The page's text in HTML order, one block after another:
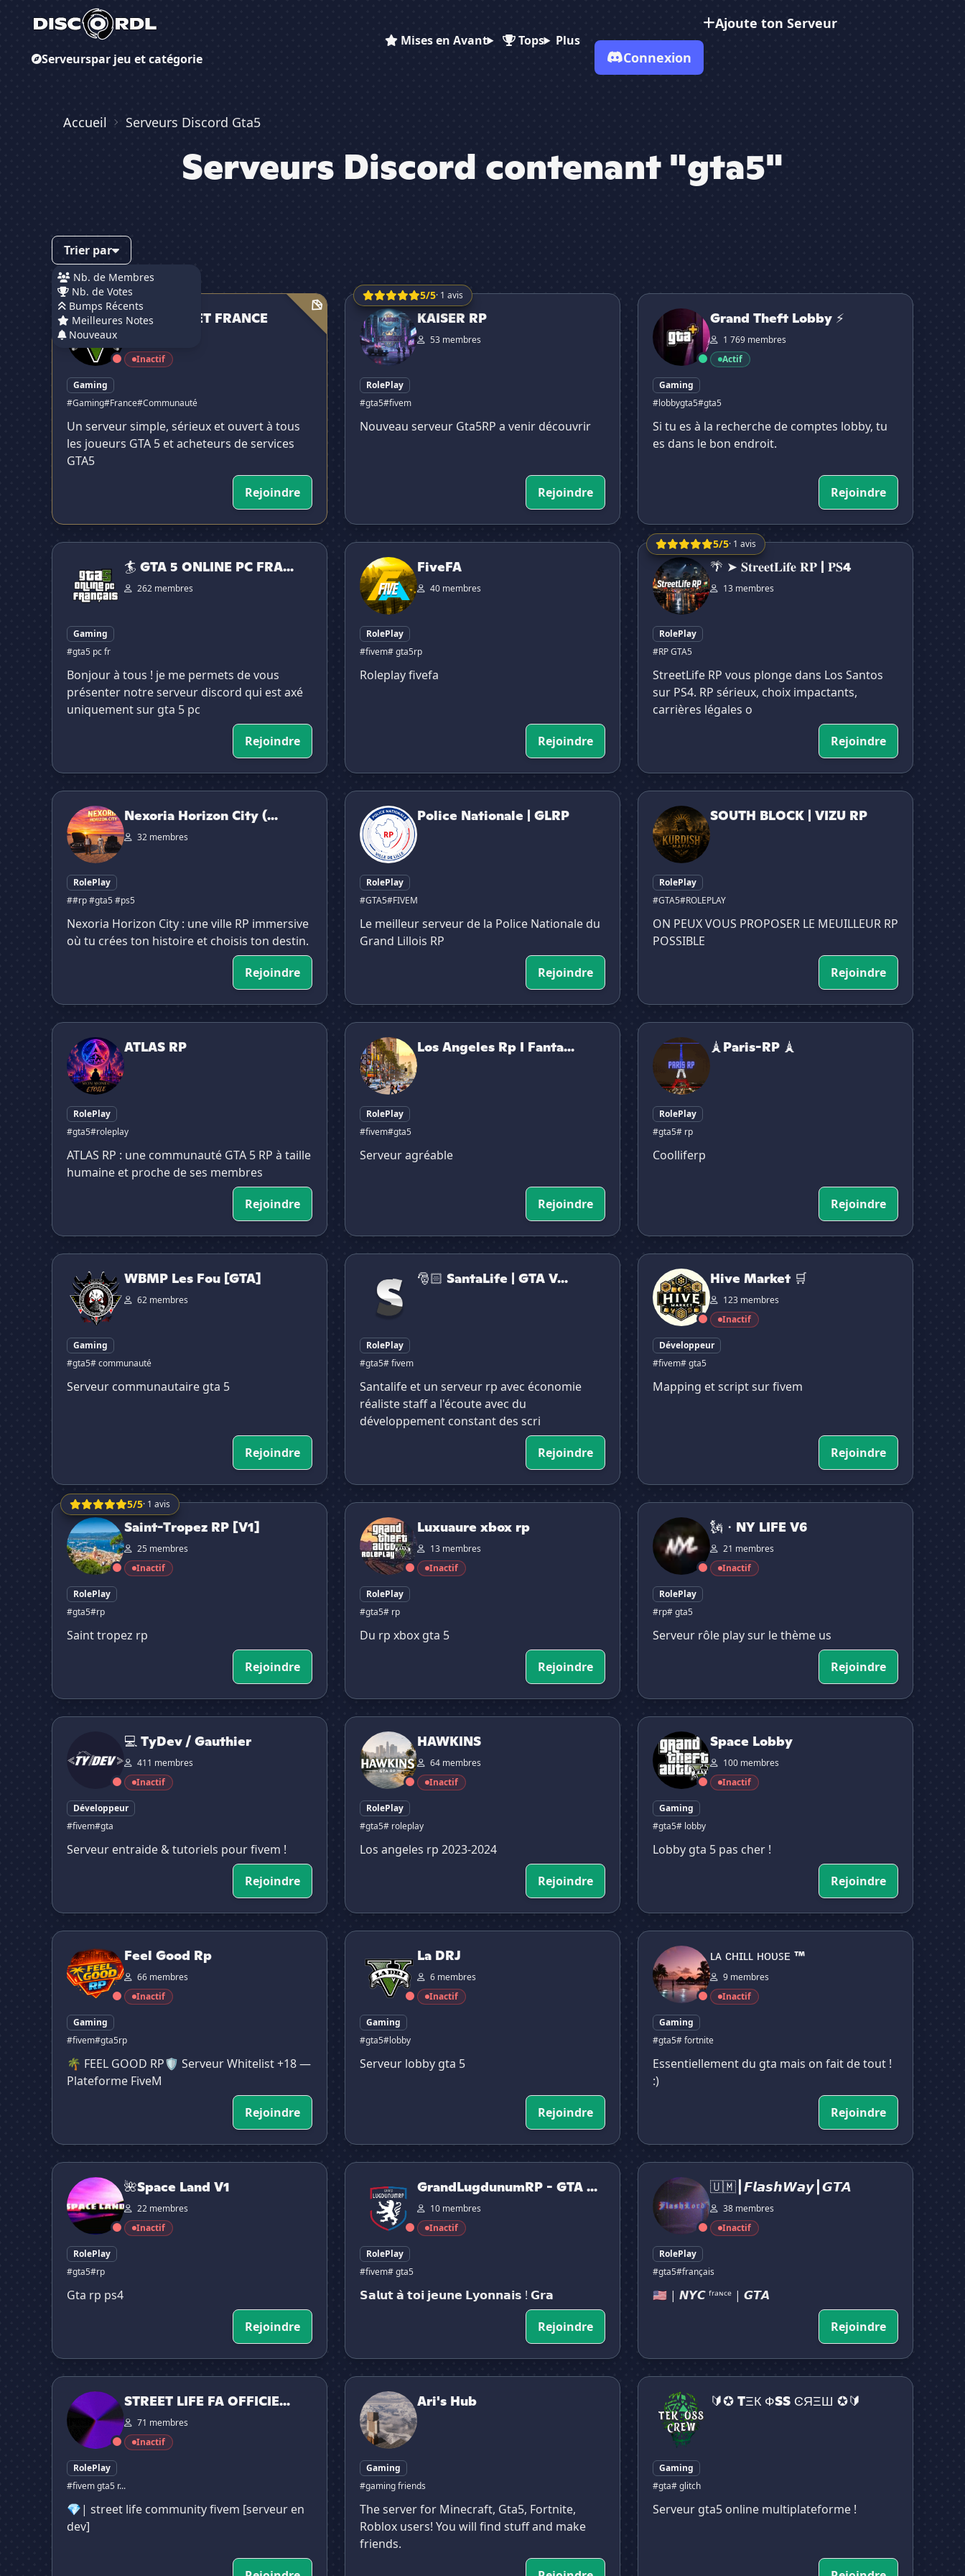
Serveurspar jeu et catégorie
Mises en Avant Tops Plus
Ajoute ton Serveur
Connexion
Accueil Serveurs Discord Gta5
Serveurs Discord contenant "gta5"
Trier par
Nb. de Membres
Nb. de Votes
Bumps Récents
Meilleures Notes
Nouveaux
5/5
GTA MARKET FRANCE
GTA MARKET FRANCE
Inactif
Gaming
#Gaming#France#Communauté
Un serveur simple, sérieux et ouvert à tous
les joueurs GTA 5 et acheteurs de services
GTA5
Rejoindre
5/5· 1 avis
KAISER RP
KAISER RP
53 membres
RolePlay
#gta5#fivem
Nouveau serveur Gta5RP a venir découvrir
Rejoindre
Grand Theft Lobby ⚡
Grand Theft Lobby ⚡
1 769 membres
Actif
Gaming
#lobbygta5#gta5
Si tu es à la recherche de comptes lobby, tu
es dans le bon endroit.
Rejoindre
🏄 GTA 5 ONLINE PC FRANÇAIS
🏄 GTA 5 ONLINE PC FRA...
262 membres
Gaming
#gta5 pc fr
Bonjour à tous ! je me permets de vous
présenter notre serveur discord qui est axé
uniquement sur gta 5 pc
Rejoindre
FiveFA
FiveFA
40 membres
RolePlay
#fivem# gta5rp
Roleplay fivefa
Rejoindre
5/5· 1 avis
🌴 ➤ 𝐒𝐭𝐫𝐞𝐞𝐭𝐋𝐢𝐟𝐞 𝐑𝐏 | 𝐏𝐒4
🌴 ➤ 𝐒𝐭𝐫𝐞𝐞𝐭𝐋𝐢𝐟𝐞 𝐑𝐏 | 𝐏𝐒4
13 membres
RolePlay
#RP GTA5
StreetLife RP vous plonge dans Los Santos
sur PS4. RP sérieux, choix impactants,
carrières légales o
Rejoindre
Nexoria Horizon City (RP GTA PS5)
Nexoria Horizon City (...
32 membres
RolePlay
##rp #gta5 #ps5
Nexoria Horizon City : une ville RP immersive
où tu crées ton histoire et choisis ton destin.
Rejoindre
Police Nationale | GLRP
Police Nationale | GLRP
RolePlay
#GTA5#FIVEM
Le meilleur serveur de la Police Nationale du
Grand Lillois RP
Rejoindre
SOUTH BLOCK | VIZU RP
SOUTH BLOCK | VIZU RP
RolePlay
#GTA5#ROLEPLAY
ON PEUX VOUS PROPOSER LE MEUILLEUR RP
POSSIBLE
Rejoindre
ATLAS RP
ATLAS RP
RolePlay
#gta5#roleplay
ATLAS RP : une communauté GTA 5 RP à taille
humaine et proche de ses membres
Rejoindre
Los Angeles Rp I Fantastic
Los Angeles Rp I Fanta...
RolePlay
#fivem#gta5
Serveur agréable
Rejoindre
🗼Paris-RP 🗼
🗼Paris-RP 🗼
RolePlay
#gta5# rp
Coolliferp
Rejoindre
WBMP Les Fou [GTA]
WBMP Les Fou [GTA]
62 membres
Gaming
#gta5# communauté
Serveur communautaire gta 5
Rejoindre
🎅🏻 SantaLife | GTA V Serious
🎅🏻 SantaLife | GTA V...
RolePlay
#gta5# fivem
Santalife et un serveur rp avec économie
réaliste staff a l'écoute avec du
développement constant des scri
Rejoindre
Hive Market 🛒
Hive Market 🛒
123 membres
Inactif
Développeur
#fivem# gta5
Mapping et script sur fivem
Rejoindre
5/5· 1 avis
Saint-Tropez RP [V1]
Saint-Tropez RP [V1]
25 membres
Inactif
RolePlay
#gta5#rp
Saint tropez rp
Rejoindre
Luxuaure xbox rp
Luxuaure xbox rp
13 membres
Inactif
RolePlay
#gta5# rp
Du rp xbox gta 5
Rejoindre
🗽・NY LIFE V6
🗽・NY LIFE V6
21 membres
Inactif
RolePlay
#rp# gta5
Serveur rôle play sur le thème us
Rejoindre
💻 TyDev / Gauthier
💻 TyDev / Gauthier
411 membres
Inactif
Développeur
#fivem#gta
Serveur entraide & tutoriels pour fivem !
Rejoindre
HAWKINS
HAWKINS
64 membres
Inactif
RolePlay
#gta5# roleplay
Los angeles rp 2023-2024
Rejoindre
Space Lobby
Space Lobby
100 membres
Inactif
Gaming
#gta5# lobby
Lobby gta 5 pas cher !
Rejoindre
Feel Good Rp
Feel Good Rp
66 membres
Inactif
Gaming
#fivem#gta5rp
🌴 FEEL GOOD RP🛡 Serveur Whitelist +18 —
Plateforme FiveM
Rejoindre
La DRJ
La DRJ
6 membres
Inactif
Gaming
#gta5#lobby
Serveur lobby gta 5
Rejoindre
ʟᴀ ᴄʜɪʟʟ ʜᴏᴜꜱᴇ ™
ʟᴀ ᴄʜɪʟʟ ʜᴏᴜꜱᴇ ™
9 membres
Inactif
Gaming
#gta5# fortnite
Essentiellement du gta mais on fait de tout !
:)
Rejoindre
🌺Space Land V1
🌺Space Land V1
22 membres
Inactif
RolePlay
#gta5#rp
Gta rp ps4
Rejoindre
GrandLugdunumRP - GTA RP 🦁
GrandLugdunumRP - GTA ...
10 membres
Inactif
RolePlay
#fivem# gta5
𝗦𝗮𝗹𝘂𝘁 𝗮̀ 𝘁𝗼𝗶 𝗷𝗲𝘂𝗻𝗲 𝗟𝘆𝗼𝗻𝗻𝗮𝗶𝘀 ! 𝗚𝗿𝗮
Rejoindre
🇺🇲┃𝙁𝙡𝙖𝙨𝙝𝙒𝙖𝙮┃𝙂𝙏𝘼
🇺🇲┃𝙁𝙡𝙖𝙨𝙝𝙒𝙖𝙮┃𝙂𝙏𝘼
38 membres
Inactif
RolePlay
#gta5#français
🇺🇲 | 𝙉𝙔𝘾 ᶠʳᵃᶰᶜᵉ | 𝙂𝙏𝘼
Rejoindre
STREET LIFE FA OFFICIEL FA 💎
STREET LIFE FA OFFICIE...
71 membres
Inactif
RolePlay
#fivem gta5 r...
💎| street life community fivem [serveur en
dev]
Ari's Hub
Ari's Hub
Gaming
#gaming friends
The server for Minecraft, Gta5, Fortnite,
Roblox users! You will find stuff and make
friends.
🔰✪ TΞК ФSS ϾЯΞШ ✪🔰
🔰✪ TΞК ФSS ϾЯΞШ ✪🔰
Gaming
#gta# glitch
Serveur gta5 online multiplateforme !